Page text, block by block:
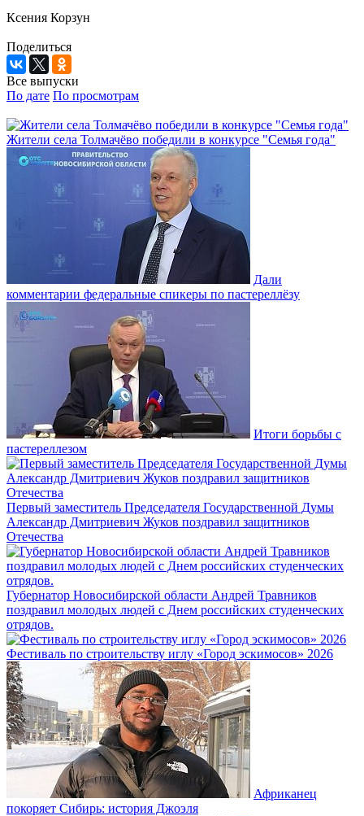
Ксения Корзун
Поделиться
Все выпуски
По дате По просмотрам
Жители села Толмачёво победили в конкурсе "Семья года"
Дали
комментарии федеральные спикеры по пастереллёзу
Итоги борьбы с
пастереллезом
Первый заместитель Председателя Государственной Думы
Александр Дмитриевич Жуков поздравил защитников
Отечества
Губернатор Новосибирской области Андрей Травников
поздравил молодых людей с Днем российских студенческих
отрядов.
Фестиваль по строительству иглу «Город эскимосов» 2026
Африканец
покоряет Сибирь: история Джоэля